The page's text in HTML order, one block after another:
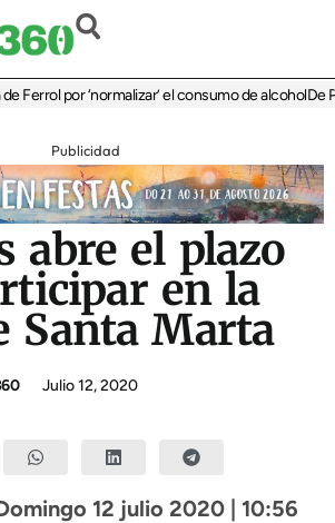
por ‘normalizar’ el consumo de alcoholDe
Publicidad
abre el plazo
en la
Santa Marta
Julio 12, 2020
12 julio 2020 | 10:56